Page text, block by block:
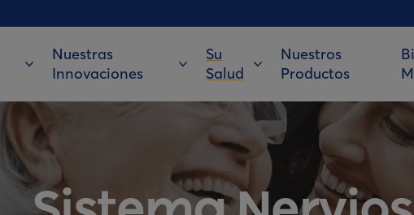
Nuestras
Innovaciones
Su
Salud
Nuestros
Productos